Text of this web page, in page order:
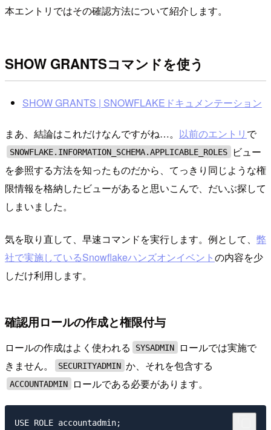
本エントリではその確認方法について紹介します。
SHOW GRANTSコマンドを使う
SHOW GRANTS | SNOWFLAKEドキュメンテーション
まあ、結論はこれだけなんですがね…。 以前のエントリ で
SNOWFLAKE.INFORMATION_SCHEMA.APPLICABLE_ROLES
ビュー
を参照する方法を知ったものだから、てっきり同じような権
限情報を格納したビューがあると思いこんで、だいぶ探して
しまいました。
気を取り直して、早速コマンドを実行します。例として、 弊
社で実施しているSnowflakeハンズオンイベントの内容を少
しだけ利用します。
確認用ロールの作成と権限付与
ロールの作成はよく使われる SYSADMIN
ロールでは実施で
きません。
SECURITYADMIN か、それを包含する
ACCOUNTADMIN ロールである必要があります。